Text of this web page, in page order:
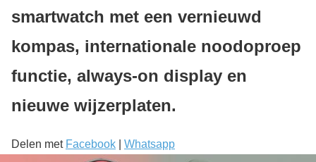
smartwatch met een vernieuwd
kompas, internationale noodoproep
functie, always-on display en
nieuwe wijzerplaten.
Delen met Facebook Whatsapp